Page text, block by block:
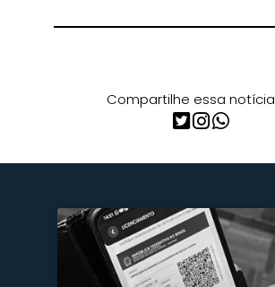
Compartilhe essa notícia